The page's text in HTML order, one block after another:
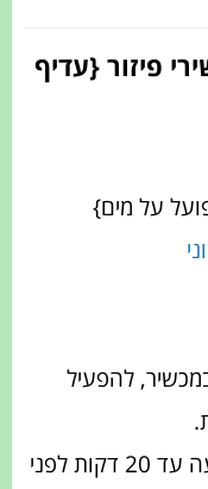
פיזור {עדיף
על מים}
להפעיל
בחדר שינה להפעיל במשך חצי שעה עד 20 דקות לפני